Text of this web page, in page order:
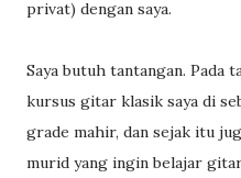
privat) dengan saya.
Saya butuh tantangan. Pada
kursus gitar klasik saya di
grade mahir, dan sejak itu
murid yang ingin belajar